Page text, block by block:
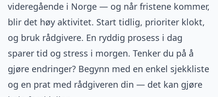
videregående i Norge — og når fristene kommer,
blir det høy aktivitet. Start tidlig, prioriter klokt,
og bruk rådgivere. En ryddig prosess i dag
sparer tid og stress i morgen. Tenker du på å
gjøre endringer? Begynn med en enkel sjekkliste
og en prat med rådgiveren din — det kan gjøre